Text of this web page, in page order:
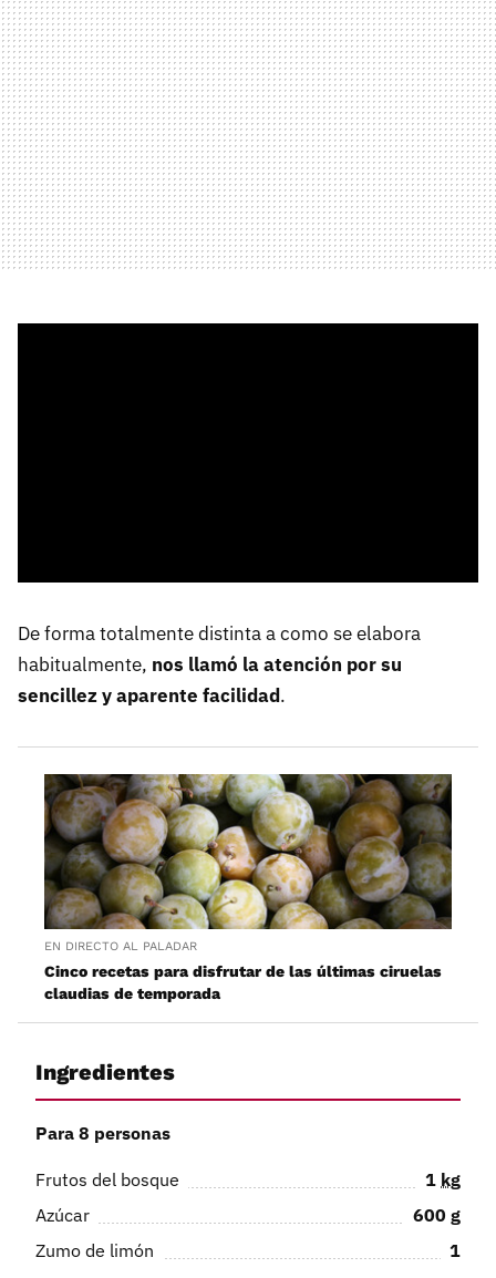
De forma totalmente distinta a como se elabora
habitualmente, nos llamó la atención por su
sencillez y aparente facilidad.
EN DIRECTO AL PALADAR
Cinco recetas para disfrutar de las últimas ciruelas
claudias de temporada
Ingredientes
Para 8 personas
Frutos del bosque 1 kg
Azúcar
600 g
Zumo de limón
1